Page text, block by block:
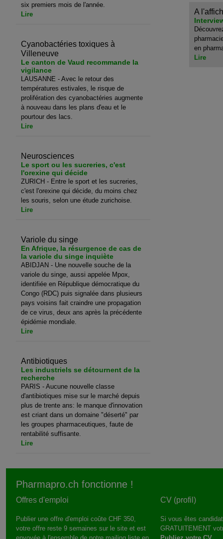
six premiers mois de l'année.
Lire
Cyanobactéries toxiques à
Villeneuve
Le canton de Vaud recommande la
vigilance
LAUSANNE - Avec le retour des
températures estivales, le risque de
prolifération des cyanobactéries augmente
à nouveau dans les plans d'eau et le
pourtour des lacs.
Lire
Neurosciences
Le sport ou les sucreries, c'est
l'orexine qui décide
ZURICH - Entre le sport et les sucreries,
c'est l'orexine qui décide, du moins chez
les souris, selon une étude zurichoise.
Lire
Variole du singe
En Afrique, la résurgence de cas de
la variole du singe inquiète
ABIDJAN - Une nouvelle souche de la
variole du singe, aussi appelée Mpox,
identifiée en République démocratique du
Congo (RDC) puis signalée dans plusieurs
pays voisins fait craindre une propagation
de ce virus, deux ans après la précédente
épidémie mondiale.
Lire
Antibiotiques
Les industriels se détournent de la
recherche
PARIS - Aucune nouvelle classe
d'antibiotiques mise sur le marché depuis
plus de trente ans: le manque d'innovation
est criant dans un domaine "déserté" par
les groupes pharmaceutiques, faute de
rentabilité suffisante.
Lire
A
en
Lire
Pharmapro.ch fonctionne !
Offres d'emploi
Publier une offre d'emploi coûte CHF 350,
votre offre reste 9 semaines sur le site et est
CV (profil)
Si vous êtes
GRATUITEMENT